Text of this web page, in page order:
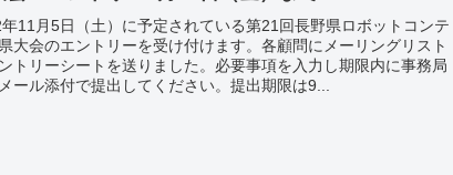
11月5日（土）に予定されている第21回長野県ロボットコンテ
大会のエントリーを受け付けます。各顧問にメーリングリスト
トリーシートを送りました。必要事項を入力し期限内に事務局
ール添付で提出してください。提出期限は9...